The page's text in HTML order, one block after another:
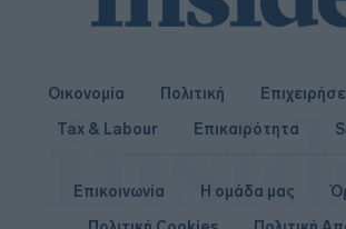
Οικονομία Πολιτική
Tax & Labour
Επικαιρότητα
Επικοινωνία Η ομάδα μας